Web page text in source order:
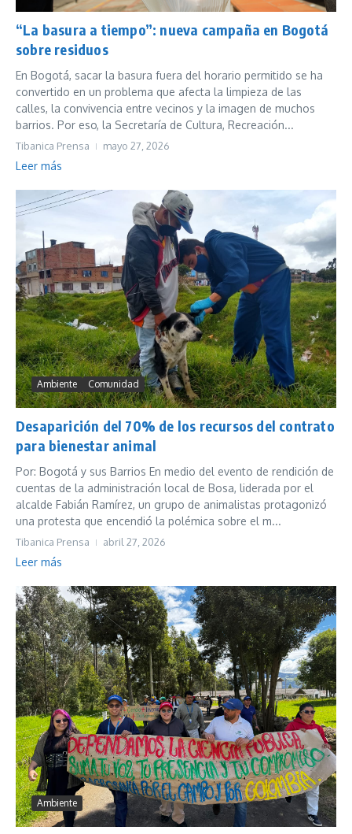
“La basura a tiempo”: nueva campaña en Bogotá
sobre residuos
En Bogotá, sacar la basura fuera del horario permitido se ha
convertido en un problema que afecta la limpieza de las
calles, la convivencia entre vecinos y la imagen de muchos
barrios. Por eso, la Secretaría de Cultura, Recreación...
Tibanica Prensa mayo 27, 2026
Leer más
Ambiente Comunidad
Desaparición del 70% de los recursos del contrato
para bienestar animal
Por: Bogotá y sus Barrios En medio del evento de rendición de
cuentas de la administración local de Bosa, liderada por el
alcalde Fabián Ramírez, un grupo de animalistas protagonizó
una protesta que encendió la polémica sobre el m...
Tibanica Prensa abril 27, 2026
Leer más
Ambiente